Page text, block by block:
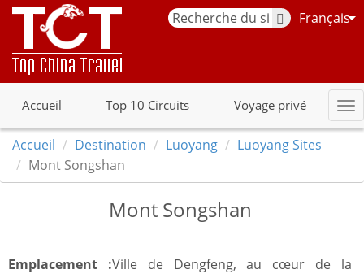
Français
Accueil Top 10 Circuits Voyage privé
Accueil Destination Luoyang
Luoyang Sites
Mont Songshan
Mont Songshan
Emplacement :Ville de Dengfeng, au cœur de la